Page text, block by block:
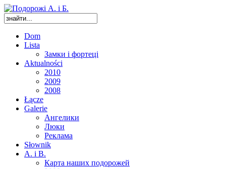
Dom
Lista
Замки і фортеці
Aktualności
2010
2009
2008
Łącze
Galerie
Ангелики
Люки
Реклама
Słownik
A. i B.
Карта наших подорожей